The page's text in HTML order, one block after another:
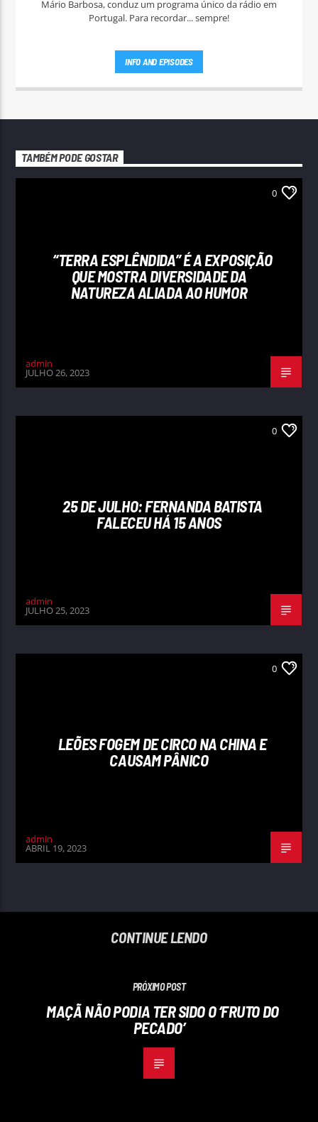
Mário Barbosa, conduz um programa único da rádio em
Portugal. Para recordar... sempre!
INFO AND EPISODES
TAMBÉM PODE GOSTAR
0
“TERRA ESPLÊNDIDA” É A EXPOSIÇÃO
QUE MOSTRA DIVERSIDADE DA
NATUREZA ALIADA AO HUMOR
admin
JULHO 26, 2023
0
25 DE JULHO: FERNANDA BATISTA
FALECEU HÁ 15 ANOS
admin
JULHO 25, 2023
0
LEÕES FOGEM DE CIRCO NA CHINA E
CAUSAM PÂNICO
admin
ABRIL 19, 2023
CONTINUE LENDO
PRÓXIMO POST
MAÇÃ NÃO PODIA TER SIDO O ‘FRUTO DO
PECADO’